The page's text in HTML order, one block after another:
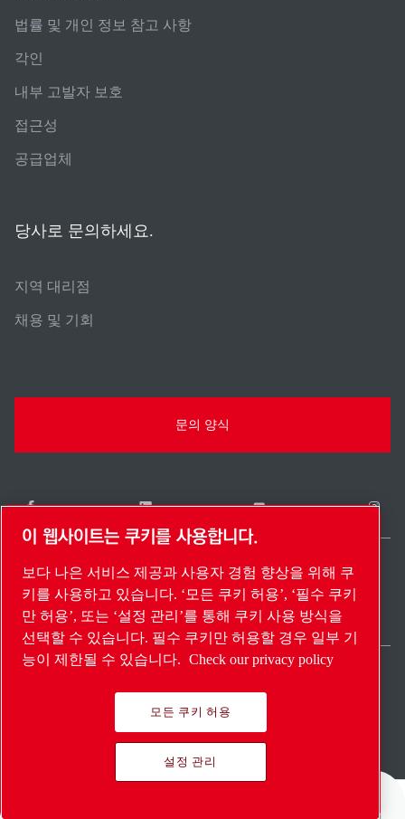
법률 및 개인 정보 참고 사항
각인
내부 고발자 보호
접근성
공급업체
당사로 문의하세요.
지역 대리점
채용 및 기회
문의 양식
사이트 맵설정 관리© 2026 저작권.
South Korea / KO
Pioneering products.
Passionately applied.
이 웹사이트는 쿠키를 사용합니다.
보다 나은 서비스 제공과 사용자 경험 향상을 위해 쿠
키를 사용하고 있습니다. ‘모든 쿠키 허용’, ‘필수 쿠키
만 허용’, 또는 ‘설정 관리’를 통해 쿠키 사용 방식을
선택할 수 있습니다. 필수 쿠키만 허용할 경우 일부 기
능이 제한될 수 있습니다. Check our privacy policy
모든 쿠키 허용
설정 관리